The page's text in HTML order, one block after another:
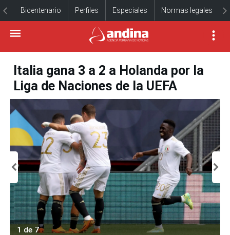
Bicentenario Perfiles Especiales Normas legales
Italia gana 3 a 2 a Holanda por la
Liga de Naciones de la UEFA
1 de 7